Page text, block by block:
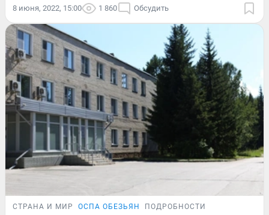
8 июня, 2022, 15:00 1 860 Обсудить
СТРАНА И МИР ОСПА ОБЕЗЬЯН ПОДРОБНОСТИ